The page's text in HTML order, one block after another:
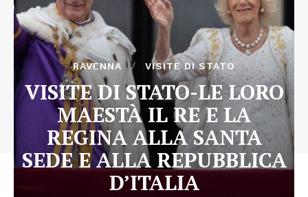
RAVENNA VISITE DI STATO
VISITE DI STATO-LE LORO
MAESTÀ IL RE E LA
REGINA ALLA SANTA
SEDE E ALLA REPUBBLICA
D’ITALIA